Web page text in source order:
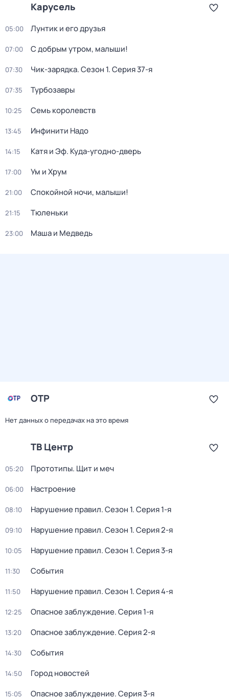
Карусель
05:00 Лунтик и его друзья
07:00 С добрым утром, малыши!
07:30 Чик-зарядка. Сезон 1. Серия 37-я
07:35 Турбозавры
10:25 Семь королевств
13:45 Инфинити Надо
14:15 Катя и Эф. Куда-угодно-дверь
17:00 Ум и Хрум
21:00 Спокойной ночи, малыши!
21:15 Тюленьки
23:00 Маша и Медведь
ОТР
Нет данных о передачах на это время
ТВ Центр
05:20 Прототипы. Щит и меч
06:00 Настроение
08:10 Нарушение правил. Сезон 1. Серия 1-я
09:10 Нарушение правил. Сезон 1. Серия 2-я
10:05 Нарушение правил. Сезон 1. Серия 3-я
11:30 События
11:50 Нарушение правил. Сезон 1. Серия 4-я
12:25 Опасное заблуждение. Серия 1-я
13:20 Опасное заблуждение. Серия 2-я
14:30 События
14:50 Город новостей
15:05 Опасное заблуждение. Серия 3-я